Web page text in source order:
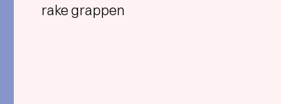
rake grappen